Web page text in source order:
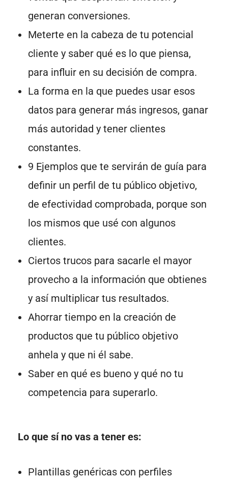
generan conversiones.
Meterte en la cabeza de tu potencial
cliente y saber qué es lo que piensa,
para influir en su decisión de compra.
La forma en la que puedes usar esos
datos para generar más ingresos, ganar
más autoridad y tener clientes
constantes.
9 Ejemplos que te servirán de guía para
definir un perfil de tu público objetivo,
de efectividad comprobada, porque son
los mismos que usé con algunos
clientes.
Ciertos trucos para sacarle el mayor
provecho a la información que obtienes
y así multiplicar tus resultados.
Ahorrar tiempo en la creación de
productos que tu público objetivo
anhela y que ni él sabe.
Saber en qué es bueno y qué no tu
competencia para superarlo.
Lo que sí no vas a tener es:
Plantillas genéricas con perfiles